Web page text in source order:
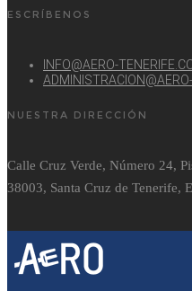
ESCRÍBENOS
INFO@AERO-
NUESTRA DIRECCIÓN
Calle Cruz Verde, Número 24,
38003, Santa Cruz de Tenerife,